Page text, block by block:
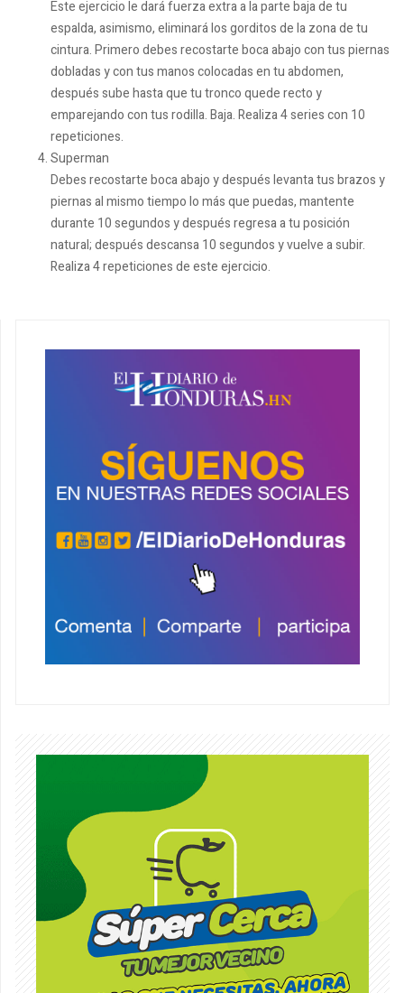
Este ejercicio le dará fuerza extra a la parte baja de tu
espalda, asimismo, eliminará los gorditos de la zona de tu
cintura. Primero debes recostarte boca abajo con tus piernas
dobladas y con tus manos colocadas en tu abdomen,
después sube hasta que tu tronco quede recto y
emparejando con tus rodilla. Baja. Realiza 4 series con 10
repeticiones.
Superman
Debes recostarte boca abajo y después levanta tus brazos y
piernas al mismo tiempo lo más que puedas, mantente
durante 10 segundos y después regresa a tu posición
natural; después descansa 10 segundos y vuelve a subir.
Realiza 4 repeticiones de este ejercicio.